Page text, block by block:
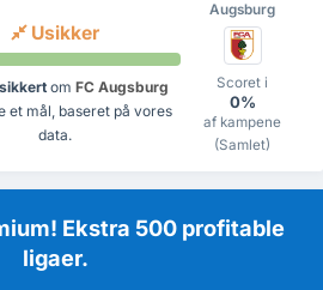
Augsburg
Usikker
om FC Augsburg
et mål, baseret på vores
data.
Scoret i
0%
af kampene
(Samlet)
Ekstra 500 profitable
ligaer.